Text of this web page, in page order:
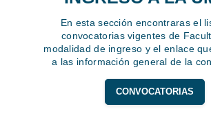
En esta sección encontraras el
convocatorias vigentes de
modalidad de ingreso y el enlace
a las información general de la
CONVOCATORIAS